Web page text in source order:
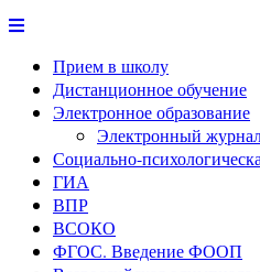
Прием в школу
Дистанционное обучение
Электронное образование
Электронный
Социально-
ГИА
ВПР
ВСОКО
ФГОС. Введение ФООП